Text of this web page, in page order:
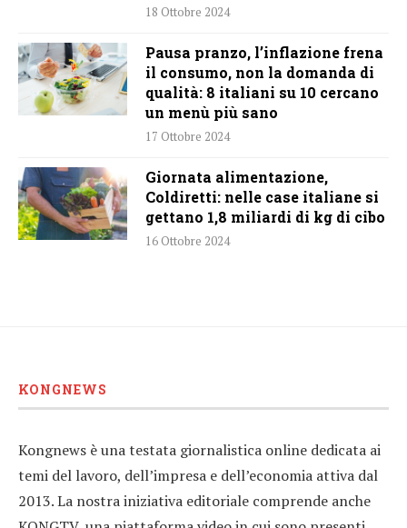
18 Ottobre 2024
Pausa pranzo, l’inflazione frena
il consumo, non la domanda di
qualità: 8 italiani su 10 cercano
un menù più sano
17 Ottobre 2024
Giornata alimentazione,
Coldiretti: nelle case italiane si
gettano 1,8 miliardi di kg di cibo
16 Ottobre 2024
KONGNEWS
Kongnews è una testata giornalistica online dedicata ai
temi del lavoro, dell’impresa e dell’economia attiva dal
2013. La nostra iniziativa editoriale comprende anche